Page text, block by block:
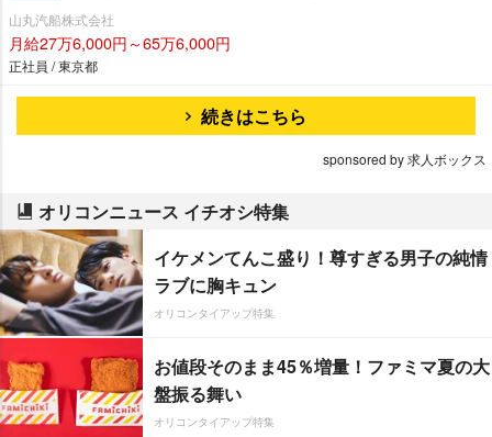
山丸汽船株式会社
月給27万6,000円～65万6,000円
正社員 / 東京都
続きはこちら
sponsored by 求人ボックス
オリコンニュース イチオシ特集
イケメンてんこ盛り！尊すぎる男子の純情
ラブに胸キュン
オリコンタイアップ特集
お値段そのまま45％増量！ファミマ夏の大
盤振る舞い
オリコンタイアップ特集